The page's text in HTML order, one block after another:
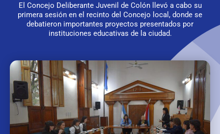
El Concejo Deliberante Juvenil de Colón llevó a cabo su
primera sesión en el recinto del Concejo local, donde se
debatieron importantes proyectos presentados por
instituciones educativas de la ciudad.